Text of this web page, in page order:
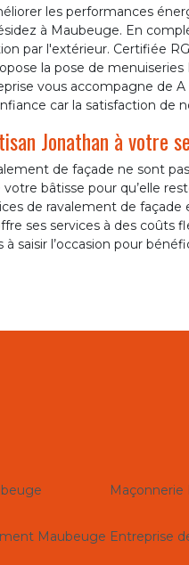
les performances
à Maubeuge. En
par l'extérieur. Certifiée
la pose de
vous accompagne de
car la satisfaction de
Jonathan à votre
de façade ne sont
votre bâtisse pour qu’elle
de ravalement de façade
ses services à des coûts
à saisir l’occasion pour
Maçonnerie
Maubeuge Entreprise